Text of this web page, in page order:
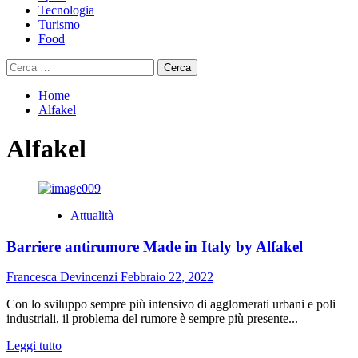
Tecnologia
Turismo
Food
Ricerca
per:
Home
Alfakel
Alfakel
Attualità
Barriere antirumore Made in Italy by Alfakel
Francesca Devincenzi Febbraio 22, 2022
Con lo sviluppo sempre più intensivo di agglomerati urbani e poli
industriali, il problema del rumore è sempre più presente...
Leggi tuttoLeggi